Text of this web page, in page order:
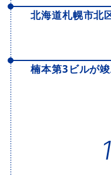
北海道札幌市北
楠本第3ビルが